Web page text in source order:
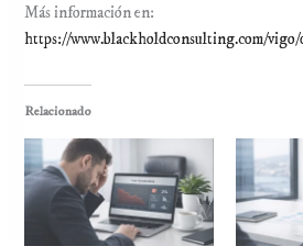
Más información en:
https://www.blackholdconsulting.com/
Relacionado